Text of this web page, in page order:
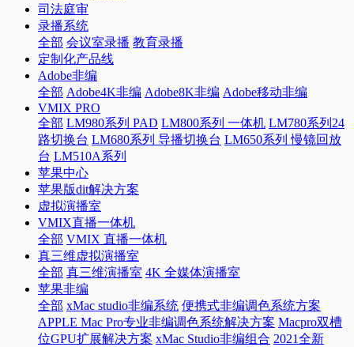
司法庭审
录播系统
全部 会议室录播 教育录播
定制化产品线
Adobe非编
全部 Adobe4K非编 Adobe8K非编 Adobe移动非编
VMIX PRO
全部 LM980系列 PAD LM800系列 一体机 LM780系列24
路切换台 LM680系列 导播切换台 LM650系列 慢镜回放
台 LM510A系列
苹果中心
苹果版dit解决方案
虚拟演播室
VMIX直播一体机
全部 VMIX 直播一体机
真三维虚拟演播室
全部 真三维演播室 4K 全媒体演播室
苹果非编
全部 xMac studio非编系统 便携式非编调色系统方案
APPLE Mac Pro专业非编调色系统解决方案 Macpro双槽
位GPU扩展解决方案 xMac Studio非编组合 2021全新